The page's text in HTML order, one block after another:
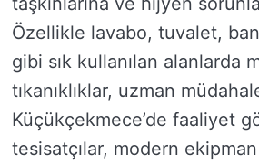
Özellikle lavabo, tuvalet,
gibi sık kullanılan alanlarda
tıkanıklıklar, uzman
Küçükçekmece’de faaliyet
tesisatçılar, modern